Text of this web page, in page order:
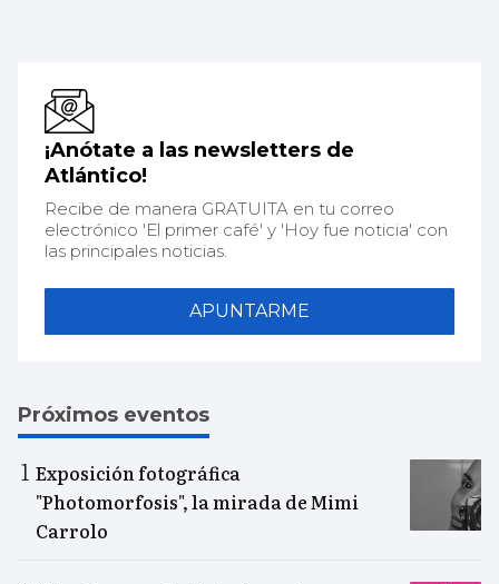
¡Anótate a las newsletters de
Atlántico!
Recibe de manera GRATUITA en tu correo
electrónico 'El primer café' y 'Hoy fue noticia' con
las principales noticias.
APUNTARME
Próximos eventos
Exposición fotográfica
"Photomorfosis", la mirada de Mimi
Carrolo